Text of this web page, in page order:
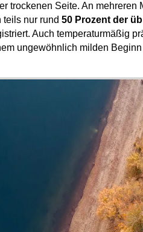
trockenen Seite. An mehreren
teils nur rund 50 Prozent der
Auch temperaturmäßig
ungewöhnlich milden